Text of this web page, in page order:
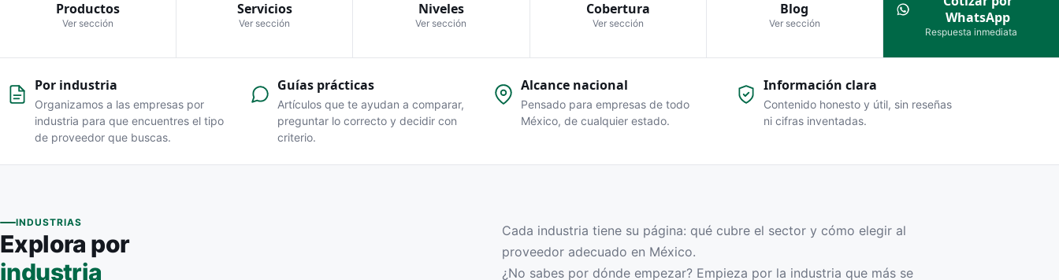
salud y bienestar.
idiomas en México.
Producción
Manufactura de alimentos, textil, metal-mecánica,
química y empaques.
importación/exportación.
subdivide.
Tarjeta de artículo
La card del listado: imagen, badge de
artículo».
Archivo de categoría
una categoría (/blog/categoria/<cat>).
un tema o etiqueta (/blog/tag/<tag>).
Comercio
L4 · Sub-detalle
Sidebar
Artículos
Tarjeta de artículo
Relacionados
Productos
Ver sección
Servicios
Ver sección
Niveles
Ver sección
Cobertura
Ver sección
Blog
Ver sección
WhatsApp
Respuesta inmediata
Por industria
Organizamos a las empresas por
industria para que encuentres el tipo
de proveedor que buscas.
Guías prácticas
Artículos que te ayudan a comparar,
preguntar lo correcto y decidir con
criterio.
Alcance nacional
Pensado para empresas de todo
México, de cualquier estado.
Información clara
Contenido honesto y útil, sin reseñas
ni cifras inventadas.
INDUSTRIAS
Explora por
industria
Cada industria tiene su página: qué cubre el sector y cómo elegir al
proveedor adecuado en México.
¿No sabes por dónde empezar? Empieza por la industria que más se